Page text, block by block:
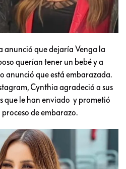
anunció que dejaría Venga la
querían tener un bebé y a
anunció que está embarazada.
Cynthia agradeció a sus
que le han enviado y prometió
de embarazo.